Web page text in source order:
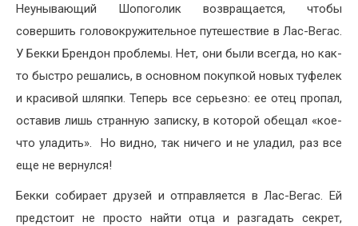
Неунывающий Шопоголик возвращается, чтобы
совершить головокружительное путешествие в Лас-Вегас.
У Бекки Брендон проблемы. Нет, они были всегда, но как-
то быстро решались, в основном покупкой новых туфелек
и красивой шляпки. Теперь все серьезно: ее отец пропал,
оставив лишь странную записку, в которой обещал «кое-
что уладить». Но видно, так ничего и не уладил, раз все
еще не вернулся!
Бекки собирает друзей и отправляется в Лас-Вегас. Ей
предстоит не просто найти отца и разгадать секрет,